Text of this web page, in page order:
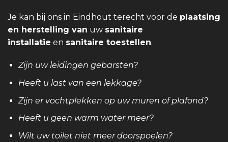
Je kan bij ons in Eindhout terecht voor de plaatsing
en herstelling van uw sanitaire
installatie en sanitaire toestellen.
Zijn uw leidingen gebarsten?
Heeft u last van een lekkage?
Zijn er vochtplekken op uw muren of plafond?
Heeft u geen warm water meer?
Wilt uw toilet niet meer doorspoelen?